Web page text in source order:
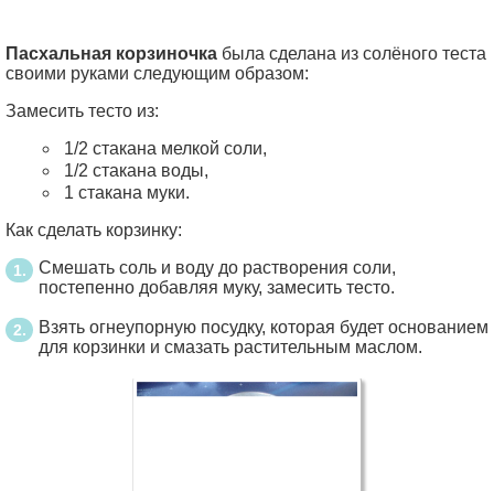
Пасхальная корзиночка была сделана из солёного теста
своими руками следующим образом:
Замесить тесто из:
1/2 стакана мелкой соли,
1/2 стакана воды,
1 стакана муки.
Как сделать корзинку:
Смешать соль и воду до растворения соли,
постепенно добавляя муку, замесить тесто.
Взять огнеупорную посудку, которая будет основанием
для корзинки и смазать растительным маслом.